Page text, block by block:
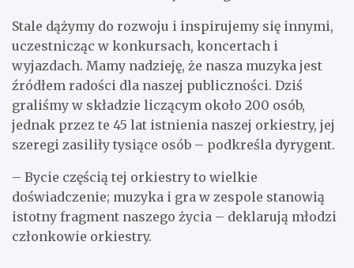
Stale dążymy do rozwoju i inspirujemy się innymi,
uczestnicząc w konkursach, koncertach i
wyjazdach. Mamy nadzieję, że nasza muzyka jest
źródłem radości dla naszej publiczności. Dziś
graliśmy w składzie liczącym około 200 osób,
jednak przez te 45 lat istnienia naszej orkiestry, jej
szeregi zasiliły tysiące osób – podkreśla dyrygent.
– Bycie częścią tej orkiestry to wielkie
doświadczenie; muzyka i gra w zespole stanowią
istotny fragment naszego życia – deklarują młodzi
członkowie orkiestry.